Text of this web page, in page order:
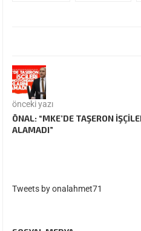
önceki yazı
ÖNAL: “MKE’DE TAŞERON
ALAMADI”
Tweets by onalahmet71